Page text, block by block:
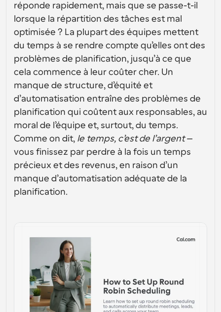
Par cas
d'utilisation
Recrutement
Ventes
Ressources
humaines
Éducation
Soutien
Santé
Télésanté
Marketing
Essayez Cal.ai maintenant !
Programmation surpuissante avec des appels
alimentés par l'IA
Composants de planification
Utilisez nos atomes React pour ajouter la planification à
votre application.
Créer un client OAuth
Intégrez Cal.com en utilisant OAuth
App Store
Intégrez-vous à vos applications préférées
Événements Collectifs
Planifier des événements avec plusieurs participants
Documents d'aide
Besoin d'en savoir plus sur notre système ? Consultez la
documentation d'aide.
Intégrer
Intégrer Cal.com dans votre site web
Hors du bureau
Planifiez des congés facilement
Paiements
Automatiser la planification et les rappels
Restez à jour avec les dernières nouvelles et mises à
jour
Réunions instantanées
Rencontrez des clients en quelques minutes
réponde rapidement, mais que se passe-t-il
lorsque la répartition des tâches est mal
optimisée ? La plupart des équipes mettent
du temps à se rendre compte qu’elles ont des
problèmes de planification, jusqu’à ce que
cela commence à leur coûter cher. Un
manque de structure, d’équité et
d’automatisation entraîne des problèmes de
planification qui coûtent aux responsables, au
moral de l’équipe et, surtout, du temps.
Comme on dit, le temps, c’est de l’argent –
vous finissez par perdre à la fois un temps
précieux et des revenus, en raison d’un
manque d’automatisation adéquate de la
planification.